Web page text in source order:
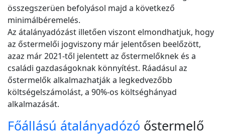
összegszerüen befolyásol majd a következő
minimálbéremelés.
Az átalányadózást illetően viszont elmondhatjuk, hogy
az őstermelői jogviszony már jelentősen beelőzött,
azaz már 2021-től jelentett az őstermelőknek és a
családi gazdaságoknak könnyítést. Ráadásul az
őstermelők alkalmazhatják a legkedvezőbb
költségelszámolást, a 90%-os költséghányad
alkalmazását.
Főállású átalányadózó őstermelő